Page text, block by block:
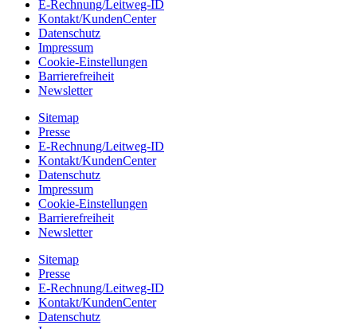
E-Rechnung/Leitweg-ID
Kontakt/KundenCenter
Datenschutz
Impressum
Cookie-Einstellungen
Barrierefreiheit
Newsletter
Sitemap
Presse
E-Rechnung/Leitweg-ID
Kontakt/KundenCenter
Datenschutz
Impressum
Cookie-Einstellungen
Barrierefreiheit
Newsletter
Sitemap
Presse
E-Rechnung/Leitweg-ID
Kontakt/KundenCenter
Datenschutz